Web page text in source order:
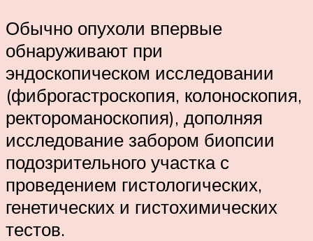
Обычно опухоли впервые
обнаруживают при
эндоскопическом исследовании
(фиброгастроскопия, колоноскопия,
ректороманоскопия), дополняя
исследование забором биопсии
подозрительного участка с
проведением гистологических,
генетических и гистохимических
тестов.